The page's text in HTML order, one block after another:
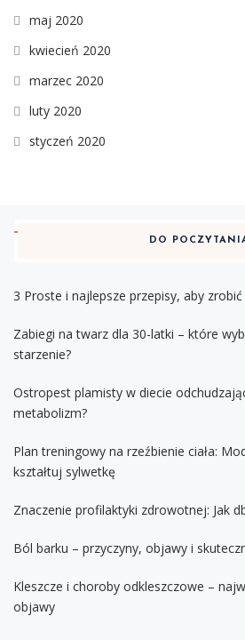
maj 2020
kwiecień 2020
marzec 2020
luty 2020
styczeń 2020
DO
3 Proste i najlepsze przepisy, aby
Zabiegi na twarz dla 30-latki – które
starzenie?
Ostropest plamisty w diecie
metabolizm?
Plan treningowy na rzeźbienie ciała:
kształtuj sylwetkę
Znaczenie profilaktyki zdrowotnej: Jak
Ból barku – przyczyny, objawy i
Kleszcze i choroby odkleszczowe –
objawy